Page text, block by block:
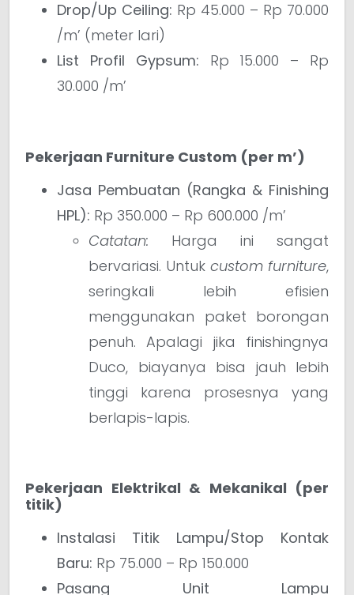
Drop/Up Ceiling: Rp 45.000 – Rp 70.000
/m’ (meter lari)
List Profil Gypsum: Rp 15.000 – Rp
30.000 /m’
Pekerjaan Furniture Custom (per m’)
Jasa Pembuatan (Rangka & Finishing
HPL): Rp 350.000 – Rp 600.000 /m’
Catatan: Harga ini sangat
bervariasi. Untuk custom furniture,
seringkali lebih efisien
menggunakan paket borongan
penuh. Apalagi jika finishingnya
Duco, biayanya bisa jauh lebih
tinggi karena prosesnya yang
berlapis-lapis.
Pekerjaan Elektrikal & Mekanikal (per
titik)
Instalasi Titik Lampu/Stop Kontak
Baru: Rp 75.000 – Rp 150.000
Pasang Unit Lampu